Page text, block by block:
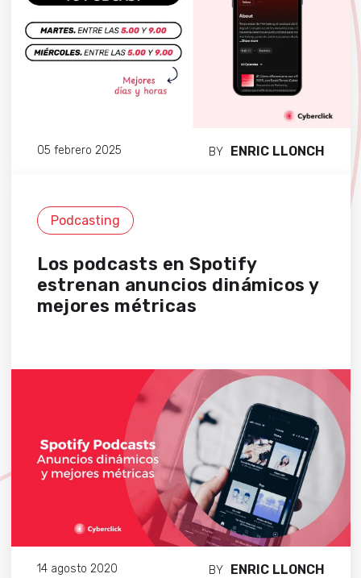
05 febrero 2025 BY ENRIC LLONCH
Podcasting
Los podcasts en Spotify
estrenan anuncios dinámicos y
mejores métricas
14 agosto 2020 BY ENRIC LLONCH